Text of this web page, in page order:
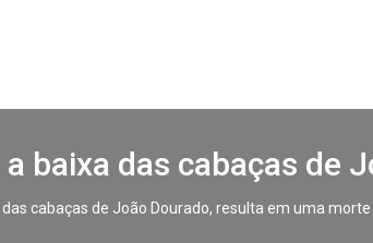
baixa das cabaças de
cabaças de João Dourado, resulta em uma morte